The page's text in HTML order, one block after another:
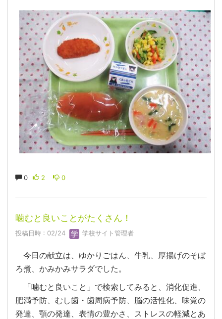
0 2 0
噛むと良いことがたくさん！
投稿日時 : 02/24 学校サイト管理者
今日の献立は、ゆかりごはん、牛乳、厚揚げのそぼ
ろ煮、かみかみサラダでした。
「噛むと良いこと」で検索してみると、消化促進、
肥満予防、むし歯・歯周病予防、脳の活性化、味覚の
発達、顎の発達、表情の豊かさ、ストレスの軽減とあ